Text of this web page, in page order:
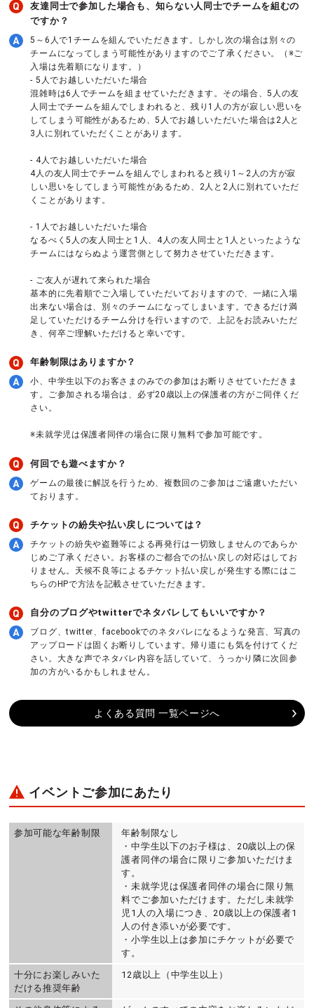
友達同士で参加した場合も、知らない人同士でチームを組むの
ですか？
5～6人で1チームを組んでいただきます。しかし次の場合は別々の
チームになってしまう可能性がありますのでご了承ください。（※ご
入場は先着順になります。）
- 5人でお越しいただいた場合
混雑時は6人でチームを組ませていただきます。その場合、5人の友
人同士でチームを組んでしまわれると、残り1人の方が寂しい思いを
してしまう可能性があるため、5人でお越しいただいた場合は2人と
3人に別れていただくことがあります。
- 4人でお越しいただいた場合
4人の友人同士でチームを組んでしまわれると残り1～2人の方が寂
しい思いをしてしまう可能性があるため、2人と2人に別れていただ
くことがあります。
- 1人でお越しいただいた場合
なるべく5人の友人同士と1人、4人の友人同士と1人といったような
チームにはならぬよう運営側として努力させていただきます。
- ご友人が遅れて来られた場合
基本的に先着順でご入場していただいておりますので、一緒に入場
出来ない場合は、別々のチームになってしまいます。できるだけ満
足していただけるチーム分けを行いますので、上記をお読みいただ
き、何卒ご理解いただけると幸いです。
年齢制限はありますか？
小、中学生以下のお客さまのみでの参加はお断りさせていただきま
す。ご参加される場合は、必ず20歳以上の保護者の方がご同伴くだ
さい。
※未就学児は保護者同伴の場合に限り無料で参加可能です。
何回でも遊べますか？
ゲームの最後に解説を行うため、複数回のご参加はご遠慮いただい
ております。
チケットの紛失や払い戻しについては？
チケットの紛失や盗難等による再発行は一切致しませんのであらか
じめご了承ください。お客様のご都合での払い戻しの対応はしてお
りません。天候不良等によるチケット払い戻しが発生する際にはこ
ちらのHPで方法を記載させていただきます。
自分のブログやtwitterでネタバレしてもいいですか？
ブログ、twitter、facebookでのネタバレになるような発言、写真の
アップロードは固くお断りしています。帰り道にも気を付けてくだ
さい。大きな声でネタバレ内容を話していて、うっかり隣に次回参
加の方がいるかもしれません。
よくある質問 一覧ページへ
イベントご参加にあたり
参加可能な年齢制限
年齢制限なし
・中学生以下のお子様は、20歳以上の保
護者同伴の場合に限りご参加いただけま
す。
・未就学児は保護者同伴の場合に限り無
料でご参加いただけます。ただし未就学
児1人の入場につき、20歳以上の保護者1
人の付き添いが必要です。
・小学生以上は参加にチケットが必要で
す。
十分にお楽しみいた
だける推奨年齢
12歳以上（中学生以上）